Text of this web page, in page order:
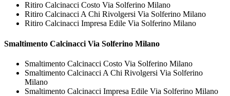
Ritiro Calcinacci Costo Via Solferino Milano
Ritiro Calcinacci A Chi Rivolgersi Via Solferino Milano
Ritiro Calcinacci Impresa Edile Via Solferino Milano
Smaltimento Calcinacci Via Solferino Milano
Smaltimento Calcinacci Costo Via Solferino Milano
Smaltimento Calcinacci A Chi Rivolgersi Via Solferino
Milano
Smaltimento Calcinacci Impresa Edile Via Solferino Milano